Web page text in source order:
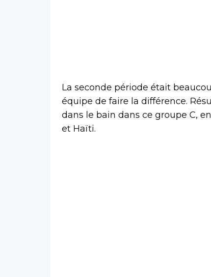
La seconde période était
équipe de faire la différence.
dans le bain dans ce groupe C,
et Haïti.